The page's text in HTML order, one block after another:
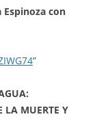
Espinoza con
”
LA MUERTE Y